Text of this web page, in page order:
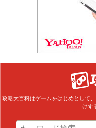
攻略大百科はゲームをはじめとして
けす